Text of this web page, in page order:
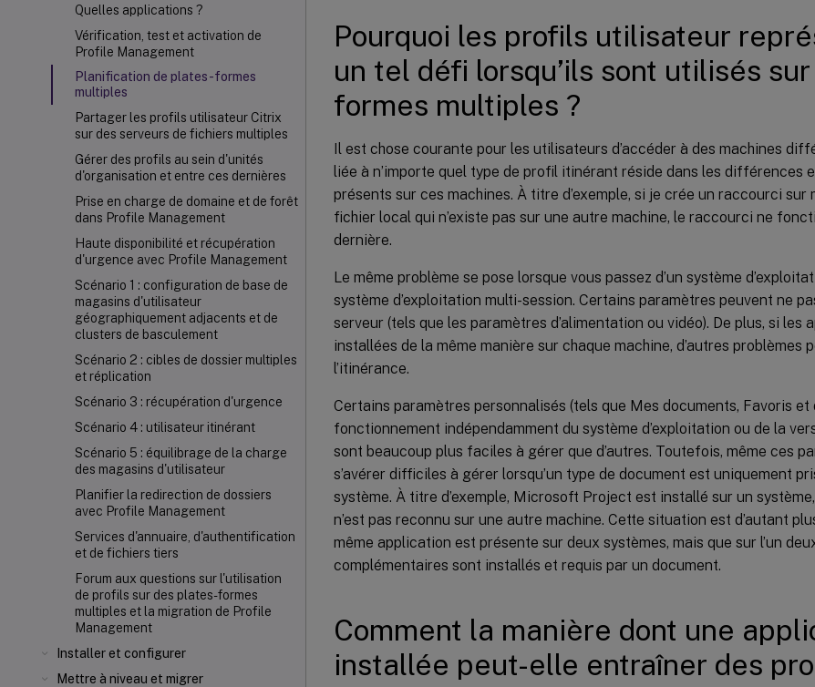
Quelles applications ?
Vérification, test et activation de
Profile Management
Planification de plates-formes
multiples
Partager les profils utilisateur Citrix
sur des serveurs de fichiers multiples
Gérer des profils au sein d'unités
d'organisation et entre ces dernières
Prise en charge de domaine et de forêt
dans Profile Management
Haute disponibilité et récupération
d'urgence avec Profile Management
Scénario 1 : configuration de base de
magasins d'utilisateur
géographiquement adjacents et de
clusters de basculement
Scénario 2 : cibles de dossier multiples
et réplication
Scénario 3 : récupération d'urgence
Scénario 4 : utilisateur itinérant
Scénario 5 : équilibrage de la charge
des magasins d'utilisateur
Planifier la redirection de dossiers
avec Profile Management
Services d'annuaire, d'authentification
et de fichiers tiers
Forum aux questions sur l'utilisation
de profils sur des plates-formes
multiples et la migration de Profile
Management
Installer et configurer
Mettre à niveau et migrer
Pourquoi les profils utilisateur
un tel défi lorsqu’ils sont utilisés
formes multiples ?
Il est chose courante pour les utilisateurs d’accéder à des machines
liée à n’importe quel type de profil itinérant réside dans les différences
présents sur ces machines. À titre d’exemple, si je crée un raccourci sur
fichier local qui n’existe pas sur une autre machine, le raccourci ne
dernière.
Le même problème se pose lorsque vous passez d’un système
système d’exploitation multi-session. Certains paramètres peuvent ne
serveur (tels que les paramètres d’alimentation ou vidéo). De plus, si les
installées de la même manière sur chaque machine, d’autres problèmes
l’itinérance.
Certains paramètres personnalisés (tels que Mes documents, Favoris et
fonctionnement indépendamment du système d’exploitation ou de la
sont beaucoup plus faciles à gérer que d’autres. Toutefois, même ces
s’avérer difficiles à gérer lorsqu’un type de document est uniquement
système. À titre d’exemple, Microsoft Project est installé sur un
n’est pas reconnu sur une autre machine. Cette situation est d’autant
même application est présente sur deux systèmes, mais que sur l’un
complémentaires sont installés et requis par un document.
Comment la manière dont une
installée peut-elle entraîner des